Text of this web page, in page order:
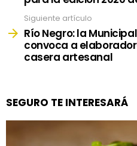
Siguiente artículo
Río Negro: la
convoca a
casera artesanal
SEGURO TE INTERESARÁ